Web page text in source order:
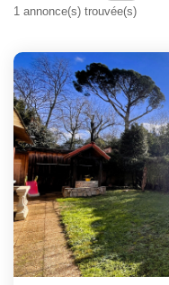
1 annonce(s) trouvée(s)